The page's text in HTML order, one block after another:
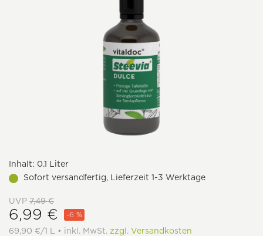
Inhalt: 0.1 Liter
Sofort versandfertig, Lieferzeit 1-3 Werktage
UVP 7,49 €
6,99 € -6 %
69,90 €/1 L • inkl. MwSt. zzgl. Versandkosten